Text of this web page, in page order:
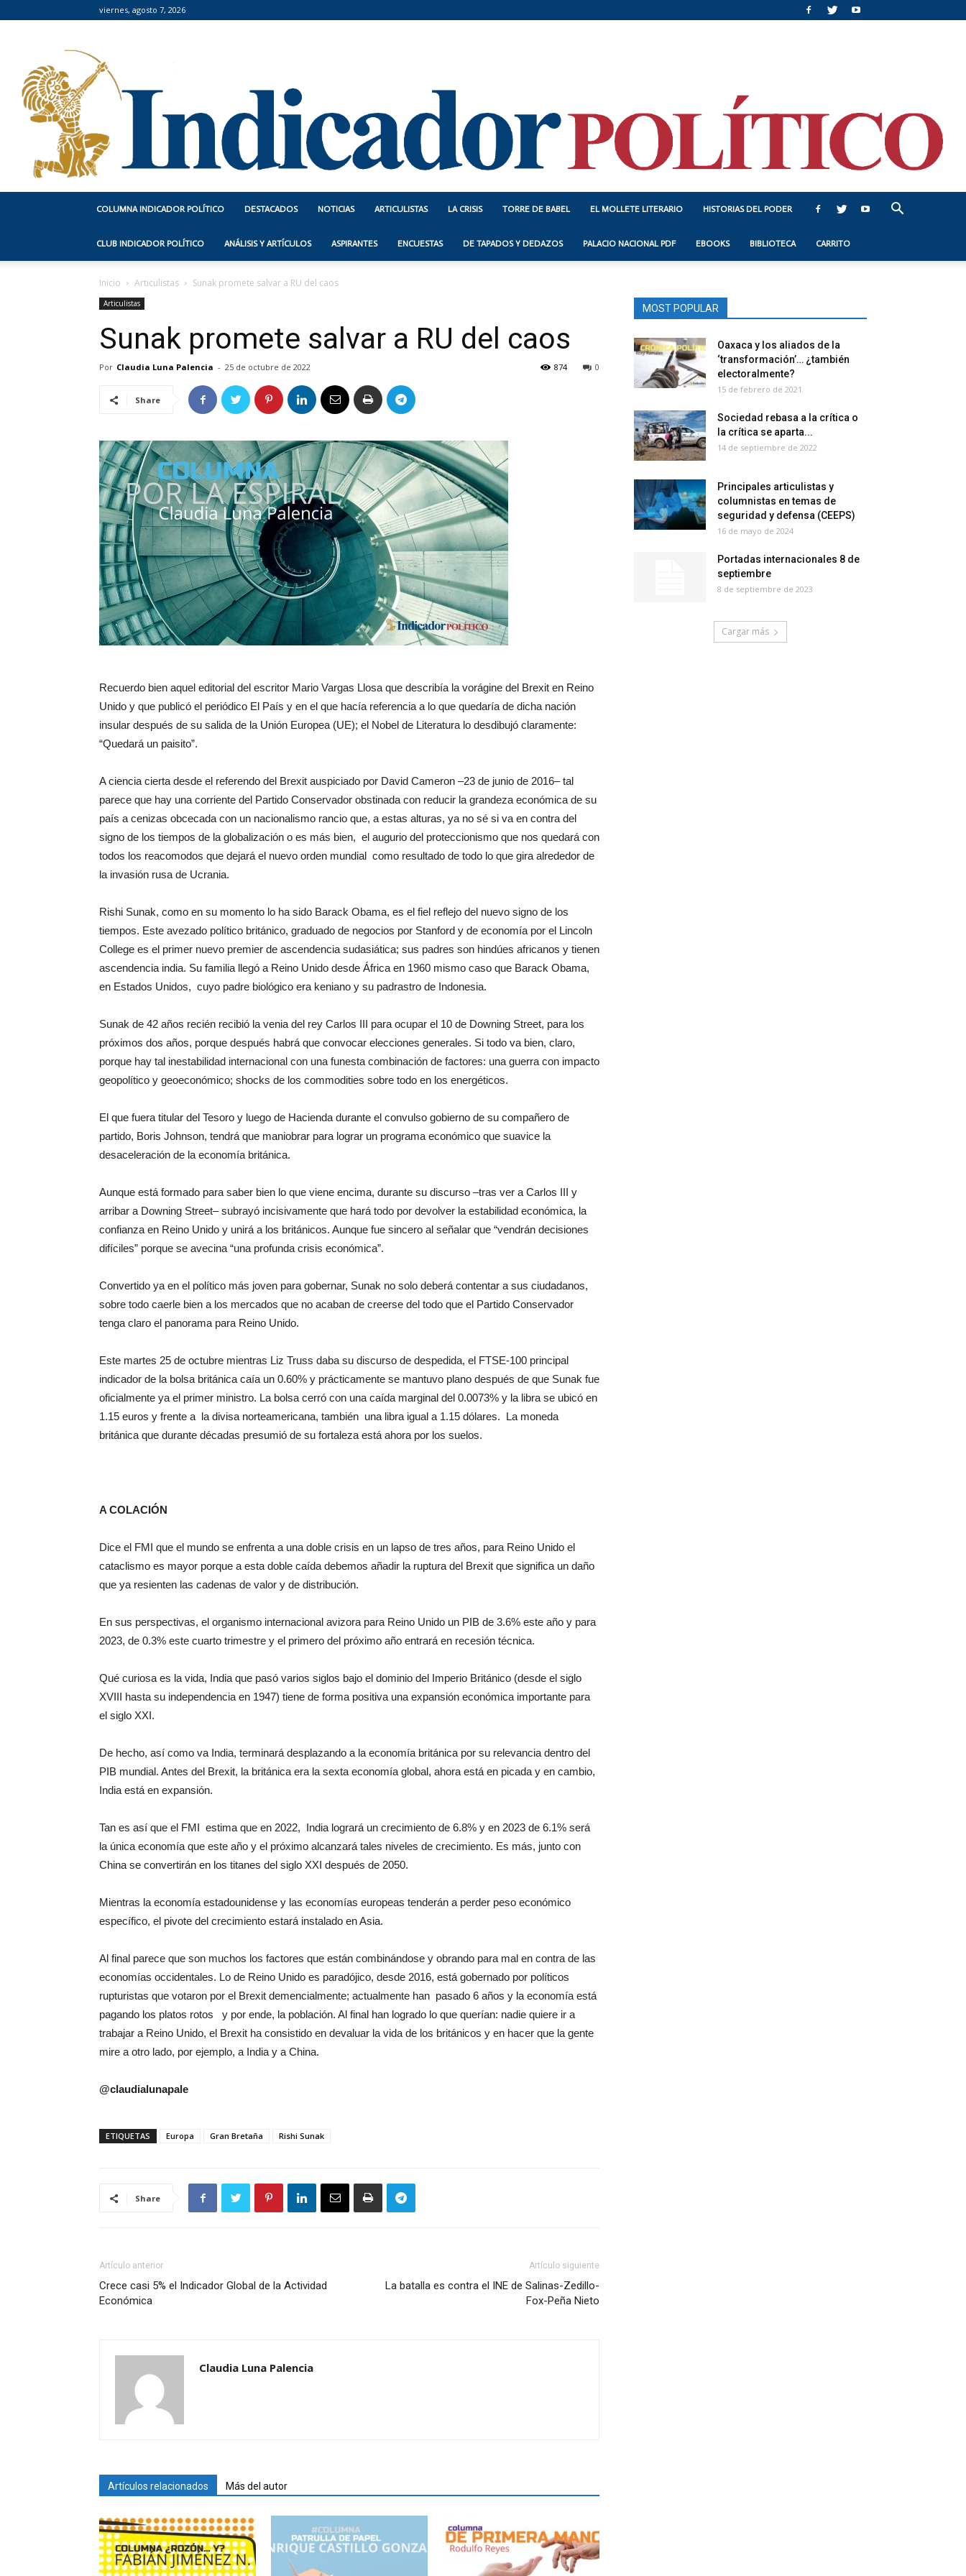
viernes, agosto 7, 2026
Indicador
Político
COLUMNA INDICADOR POLÍTICO DESTACADOS NOTICIAS ARTICULISTAS LA CRISIS TORRE DE BABEL EL MOLLETE LITERARIO HISTORIAS DEL PODER
CLUB INDICADOR POLÍTICO ANÁLISIS Y ARTÍCULOS ASPIRANTES ENCUESTAS DE TAPADOS Y DEDAZOS PALACIO NACIONAL PDF EBOOKS BIBLIOTECA CARRITO
Inicio Articulistas Sunak promete salvar a RU del caos
Articulistas
Sunak promete salvar a RU del caos
Por Claudia Luna Palencia - 25 de octubre de 2022 0
874
Share
Recuerdo bien aquel editorial del escritor Mario Vargas Llosa que describía la vorágine del Brexit en Reino
Unido y que publicó el periódico El País y en el que hacía referencia a lo que quedaría de dicha nación
insular después de su salida de la Unión Europea (UE); el Nobel de Literatura lo desdibujó claramente:
“Quedará un paisito”.
A ciencia cierta desde el referendo del Brexit auspiciado por David Cameron –23 de junio de 2016– tal
parece que hay una corriente del Partido Conservador obstinada con reducir la grandeza económica de su
país a cenizas obcecada con un nacionalismo rancio que, a estas alturas, ya no sé si va en contra del
signo de los tiempos de la globalización o es más bien, el augurio del proteccionismo que nos quedará con
todos los reacomodos que dejará el nuevo orden mundial como resultado de todo lo que gira alrededor de
la invasión rusa de Ucrania.
Rishi Sunak, como en su momento lo ha sido Barack Obama, es el fiel reflejo del nuevo signo de los
tiempos. Este avezado político británico, graduado de negocios por Stanford y de economía por el Lincoln
College es el primer nuevo premier de ascendencia sudasiática; sus padres son hindúes africanos y tienen
ascendencia india. Su familia llegó a Reino Unido desde África en 1960 mismo caso que Barack Obama,
en Estados Unidos, cuyo padre biológico era keniano y su padrastro de Indonesia.
Sunak de 42 años recién recibió la venia del rey Carlos III para ocupar el 10 de Downing Street, para los
próximos dos años, porque después habrá que convocar elecciones generales. Si todo va bien, claro,
porque hay tal inestabilidad internacional con una funesta combinación de factores: una guerra con impacto
geopolítico y geoeconómico; shocks de los commodities sobre todo en los energéticos.
El que fuera titular del Tesoro y luego de Hacienda durante el convulso gobierno de su compañero de
partido, Boris Johnson, tendrá que maniobrar para lograr un programa económico que suavice la
desaceleración de la economía británica.
Aunque está formado para saber bien lo que viene encima, durante su discurso –tras ver a Carlos III y
arribar a Downing Street– subrayó incisivamente que hará todo por devolver la estabilidad económica, la
confianza en Reino Unido y unirá a los británicos. Aunque fue sincero al señalar que “vendrán decisiones
difíciles” porque se avecina “una profunda crisis económica”.
Convertido ya en el político más joven para gobernar, Sunak no solo deberá contentar a sus ciudadanos,
sobre todo caerle bien a los mercados que no acaban de creerse del todo que el Partido Conservador
tenga claro el panorama para Reino Unido.
Este martes 25 de octubre mientras Liz Truss daba su discurso de despedida, el FTSE-100 principal
indicador de la bolsa británica caía un 0.60% y prácticamente se mantuvo plano después de que Sunak fue
oficialmente ya el primer ministro. La bolsa cerró con una caída marginal del 0.0073% y la libra se ubicó en
1.15 euros y frente a la divisa norteamericana, también una libra igual a 1.15 dólares. La moneda
británica que durante décadas presumió de su fortaleza está ahora por los suelos.
A COLACIÓN
Dice el FMI que el mundo se enfrenta a una doble crisis en un lapso de tres años, para Reino Unido el
cataclismo es mayor porque a esta doble caída debemos añadir la ruptura del Brexit que significa un daño
que ya resienten las cadenas de valor y de distribución.
En sus perspectivas, el organismo internacional avizora para Reino Unido un PIB de 3.6% este año y para
2023, de 0.3% este cuarto trimestre y el primero del próximo año entrará en recesión técnica.
Qué curiosa es la vida, India que pasó varios siglos bajo el dominio del Imperio Británico (desde el siglo
XVIII hasta su independencia en 1947) tiene de forma positiva una expansión económica importante para
el siglo XXI.
De hecho, así como va India, terminará desplazando a la economía británica por su relevancia dentro del
PIB mundial. Antes del Brexit, la británica era la sexta economía global, ahora está en picada y en cambio,
India está en expansión.
Tan es así que el FMI estima que en 2022, India logrará un crecimiento de 6.8% y en 2023 de 6.1% será
la única economía que este año y el próximo alcanzará tales niveles de crecimiento. Es más, junto con
China se convertirán en los titanes del siglo XXI después de 2050.
Mientras la economía estadounidense y las economías europeas tenderán a perder peso económico
específico, el pivote del crecimiento estará instalado en Asia.
Al final parece que son muchos los factores que están combinándose y obrando para mal en contra de las
economías occidentales. Lo de Reino Unido es paradójico, desde 2016, está gobernado por políticos
rupturistas que votaron por el Brexit demencialmente; actualmente han pasado 6 años y la economía está
pagando los platos rotos y por ende, la población. Al final han logrado lo que querían: nadie quiere ir a
trabajar a Reino Unido, el Brexit ha consistido en devaluar la vida de los británicos y en hacer que la gente
mire a otro lado, por ejemplo, a India y a China.
@claudialunapale
ETIQUETAS Europa Gran Bretaña Rishi Sunak
Share
Artículo anterior
Crece casi 5% el Indicador Global de la Actividad
Económica
Artículo siguiente
La batalla es contra el INE de Salinas-Zedillo-
Fox-Peña Nieto
Claudia Luna Palencia
Artículos relacionados Más del autor
MOST POPULAR
Oaxaca y los aliados de la
‘transformación’… ¿también
electoralmente?
15 de febrero de 2021
Sociedad rebasa a la crítica o
la crítica se aparta...
14 de septiembre de 2022
Principales articulistas y
columnistas en temas de
seguridad y defensa (CEEPS)
16 de mayo de 2024
Portadas internacionales 8 de
septiembre
8 de septiembre de 2023
Cargar más